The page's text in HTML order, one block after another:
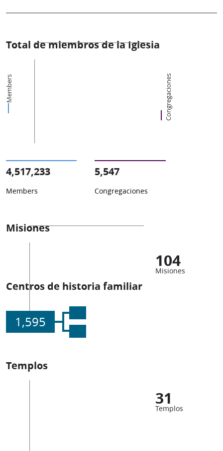
Total de miembros de la Iglesia
Members Congregaciones
4,517,233
Members
5,547
Congregaciones
Misiones
104
Misiones
Centros de historia familiar
1,595
Templos
31
Templos